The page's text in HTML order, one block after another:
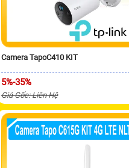
Camera TapoC410 KIT
5%-35%
Giá Gốc: Liên Hệ